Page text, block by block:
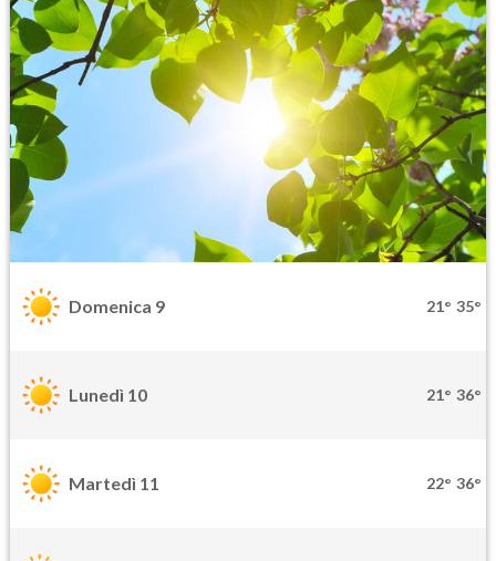
Domenica 9 21° 35°
Lunedì 10 21° 36°
Martedì 11 22° 36°